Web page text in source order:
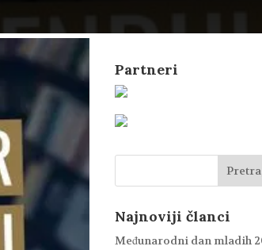
Partneri
Najnoviji članci
Međunarodni dan mladih